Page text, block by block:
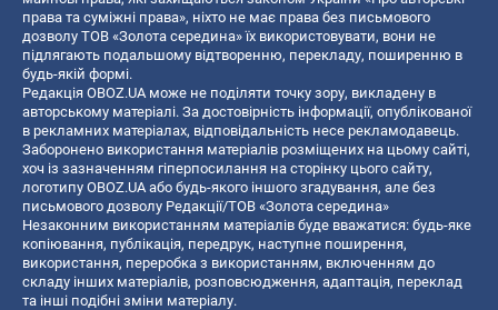
права та суміжні права», ніхто не має права без письмового
дозволу ТОВ «Золота середина» їх використовувати, вони не
підлягають подальшому відтворенню, перекладу, поширенню в
будь-якій формі.
Редакція OBOZ.UA може не поділяти точку зору, викладену в
авторському матеріалі. За достовірність інформації, опублікованої
в рекламних матеріалах, відповідальність несе рекламодавець.
Заборонено використання матеріалів розміщених на цьому сайті,
хоч із зазначенням гіперпосилання на сторінку цього сайту,
логотипу OBOZ.UA або будь-якого іншого згадування, але без
письмового дозволу Редакції/ТОВ «Золота середина»
Незаконним використанням матеріалів буде вважатися: будь-яке
копiювання, публiкацiя, передрук, наступне поширення,
використання, переробка з використанням, включенням до
складу інших матеріалів, розповсюдження, адаптація, переклад
та інші подібні зміни матеріалу.